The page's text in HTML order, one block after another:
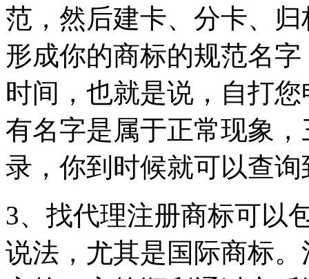
范，然后建卡、分卡、
形成你的商标的规范名
时间，也就是说，自打
有名字是属于正常现象
录，你到时候就可以查询
3、找代理注册商标可以
说法，尤其是国际商标